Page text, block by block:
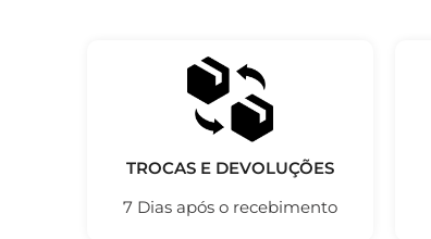
TROCAS E DEVOLUÇÕES
7 Dias após o recebimento